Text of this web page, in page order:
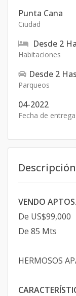
Punta Cana
Ciudad
Desde 2
Habitaciones
Desde 2
Parqueos
04-2022
Fecha de entrega
Descripción
VENDO
De US$99,000
De 85 Mts
HERMOSOS